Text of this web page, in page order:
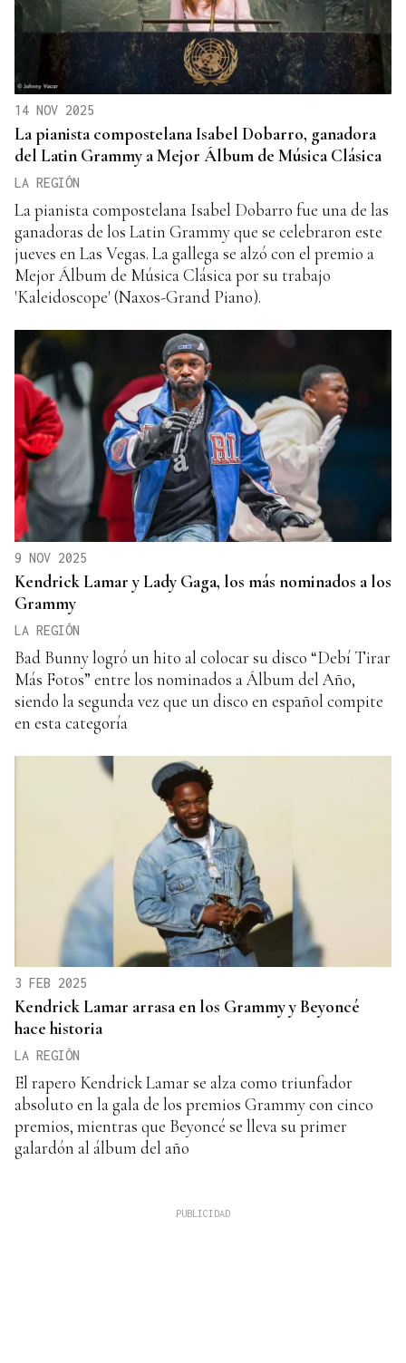
14 NOV 2025
La pianista compostelana Isabel Dobarro, ganadora
del Latin Grammy a Mejor Álbum de Música Clásica
LA REGIÓN
La pianista compostelana Isabel Dobarro fue una de las
ganadoras de los Latin Grammy que se celebraron este
jueves en Las Vegas. La gallega se alzó con el premio a
Mejor Álbum de Música Clásica por su trabajo
'Kaleidoscope' (Naxos-Grand Piano).
9 NOV 2025
Kendrick Lamar y Lady Gaga, los más nominados a los
Grammy
LA REGIÓN
Bad Bunny logró un hito al colocar su disco “Debí Tirar
Más Fotos” entre los nominados a Álbum del Año,
siendo la segunda vez que un disco en español compite
en esta categoría
3 FEB 2025
Kendrick Lamar arrasa en los Grammy y Beyoncé
hace historia
LA REGIÓN
El rapero Kendrick Lamar se alza como triunfador
absoluto en la gala de los premios Grammy con cinco
premios, mientras que Beyoncé se lleva su primer
galardón al álbum del año